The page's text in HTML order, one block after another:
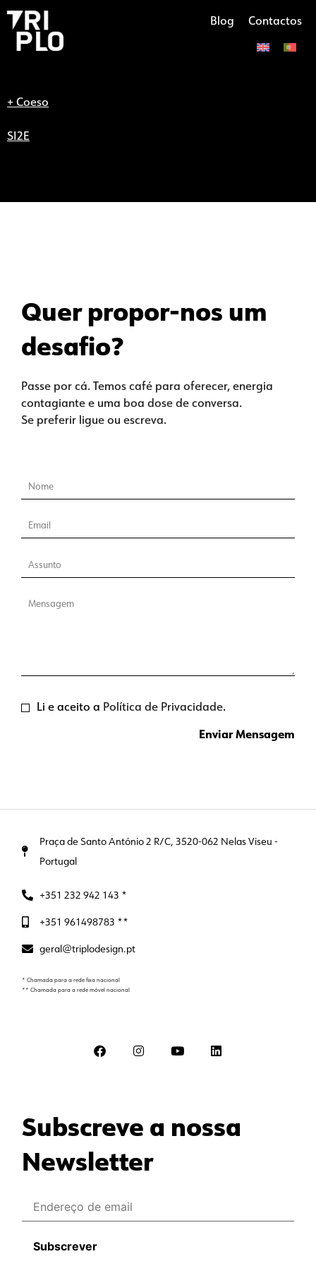
Blog Contactos
+ Coeso
SI2E
Quer propor-nos um
desafio?
Passe por cá. Temos café para oferecer, energia
contagiante e uma boa dose de conversa.
Se preferir ligue ou escreva.
Li e aceito a Política de Privacidade.
Praça de Santo António 2 R/C, 3520-062 Nelas Viseu -
Portugal
+351 232 942 143 *
+351 961498783 **
geral@triplodesign.pt
* Chamada para a rede fixa nacional
** Chamada para a rede móvel nacional
Subscreve a nossa
Newsletter